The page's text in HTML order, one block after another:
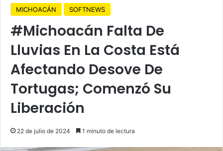
MICHOACÁN SOFTNEWS
#Michoacán Falta De
Lluvias En La Costa Está
Afectando Desove De
Tortugas; Comenzó Su
Liberación
22 de julio de 2024 1 minuto de lectura